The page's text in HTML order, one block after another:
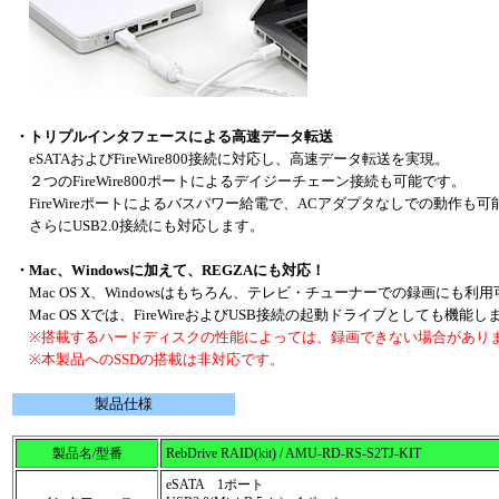
・トリプルインタフェースによる高速データ転送
eSATAおよびFireWire800接続に対応し、高速データ転送を実現。
２つのFireWire800ポートによるデイジーチェーン接続も可能です。
FireWireポートによるバスパワー給電で、ACアダプタなしでの動作も可
さらにUSB2.0接続にも対応します。
・Mac、Windowsに加えて、REGZAにも対応！
Mac OS X、Windowsはもちろん、テレビ・チューナーでの録画にも利用
Mac OS Xでは、FireWireおよびUSB接続の起動ドライブとしても機能しま
※搭載するハードディスクの性能によっては、録画できない場合があり
※本製品へのSSDの搭載は非対応です。
製品仕様
製品名/型番 RebDrive RAID(kit) / AMU-RD-RS-S2TJ-KIT
eSATA 1ポート